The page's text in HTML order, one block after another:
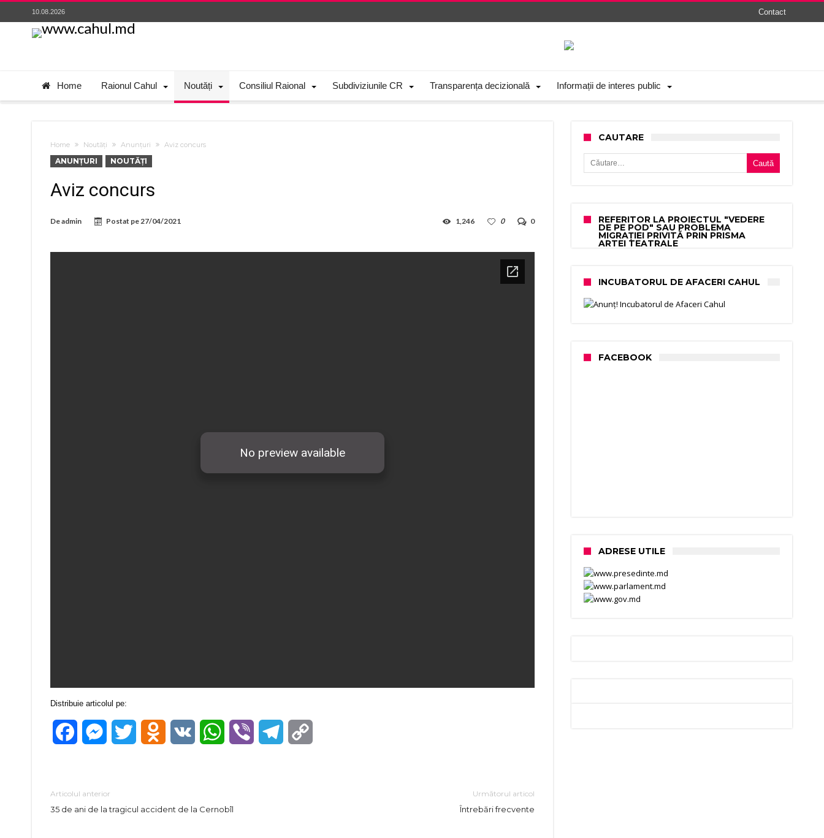
10.08.2026 Contact
Home Raionul Cahul Noutăți Consiliul Raional Subdiviziunile CR Transparența decizională Informații de interes public
Home Noutăți Anunțuri Aviz concurs
ANUNȚURI NOUTĂȚI
Aviz concurs
Deadmin Postat pe27/04/2021 0
0
1,246
Distribuie articolul pe:
FacebookMessenger
Twitter Odnoklassniki
VK WhatsApp
Viber Telegram
Articolul anterior
35 de ani de la tragicul accident de la Cernobîl
Următorul articol
Întrebări frecvente
CAUTARE
Caută după:
REFERITOR LA PROIECTUL "VEDERE
DE PE POD" SAU PROBLEMA
MIGRAȚIEI PRIVITĂ PRIN PRISMA
ARTEI TEATRALE
INCUBATORUL DE AFACERI CAHUL
FACEBOOK
ADRESE UTILE